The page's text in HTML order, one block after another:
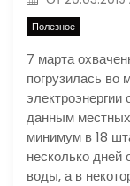
Полезное
7 марта
погрузилась во
данным
минимум в 18
несколько дней
воды, а в